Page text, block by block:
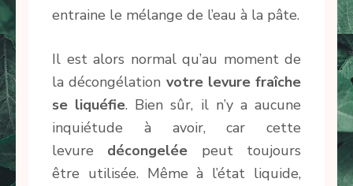
entraine le mélange de l’eau à la pâte.
Il est alors normal qu’au moment de
la décongélation votre levure fraîche
se liquéfie. Bien sûr, il n’y a aucune
inquiétude à avoir, car cette
levure décongelée peut toujours
être utilisée. Même à l’état liquide,